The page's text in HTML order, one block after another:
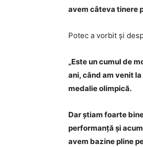
avem câteva tinere
Potec a vorbit și
„Este un cumul de
ani, când am venit
medalie olimpică.
Dar știam foarte
performanță și
avem bazine pline